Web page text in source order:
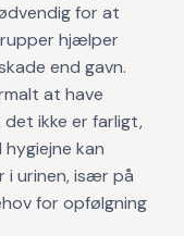
for at
hjælper
end gavn.
at have
det ikke er farligt,
kan
i urinen, især på
for opfølgning